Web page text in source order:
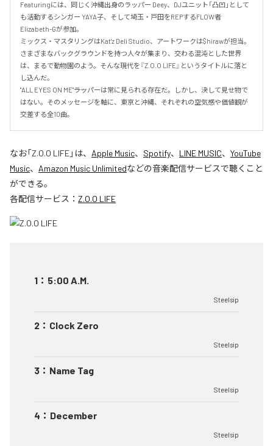
Featuringには、同じく沖縄出身のラッパー Deey、DJユニット「凸凹」として
も活動するシンガー YAYA子、そして埼玉・戸田をREPするFLOW者
Elizabeth-Gが参加。
ミックス・マスタリングはKat'z Deli Studio、アートワークは$hirawが担当。
さまざまなバックグラウンドを持つ人々が集まり、交わる混沌とした世界
は、まるで動物園のよう。そんな現代を『Z.O.O LIFE』というタイトルに落と
し込んだ。
"ALL EYES ON ME"――ラッパーは常に見られる存在だ。しかし、決して見せ物で
はない。そのメッセージを軸に、東京と沖縄、それぞれの空気感や価値観が
交差する全10曲。
なお「Z.O.O LIFE」は、 Apple Music、 Spotify、 LINE MUSIC、 YouTube
Music、 Amazon Music Unlimitedなどの音楽配信サービスで聴くこと
ができる。
各配信サービス： Z.O.O LIFE
1 ： 5:00 A.M.
Steelsip
2 ： Clock Zero
Steelsip
3 ： Name Tag
Steelsip
4 ： December
Steelsip